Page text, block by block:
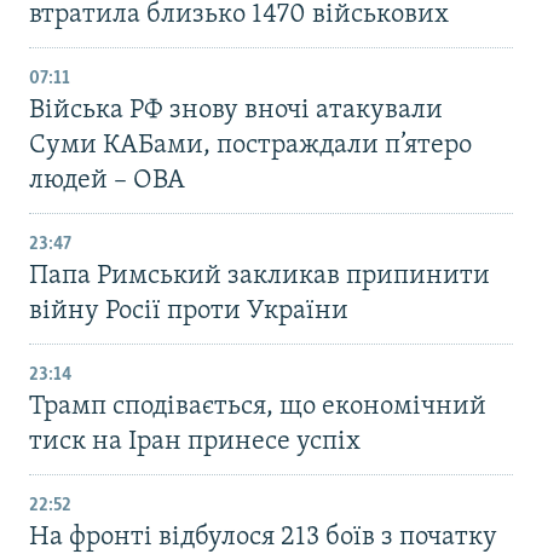
втратила близько 1470 військових
07:11
Війська РФ знову вночі атакували
Суми КАБами, постраждали п’ятеро
людей – ОВА
23:47
Папа Римський закликав припинити
війну Росії проти України
23:14
Трамп сподівається, що економічний
тиск на Іран принесе успіх
22:52
На фронті відбулося 213 боїв з початку